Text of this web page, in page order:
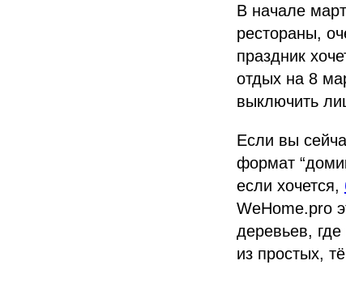
В начале
рестораны,
праздник
отдых на 8
выключить
Если вы
формат
если хочется,
WeHome.pro
деревьев,
из простых,